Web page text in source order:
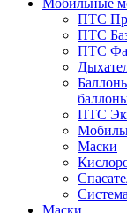
Мобильные
ПТС
ПТС
ПТС
ПТС
Маски
Маски